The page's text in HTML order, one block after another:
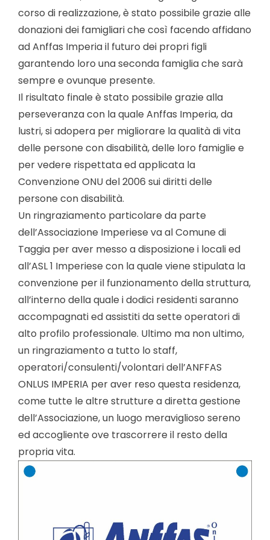
corso di realizzazione, è stato possibile grazie alle
donazioni dei famigliari che così facendo affidano
ad Anffas Imperia il futuro dei propri figli
garantendo loro una seconda famiglia che sarà
sempre e ovunque presente.
Il risultato finale è stato possibile grazie alla
perseveranza con la quale Anffas Imperia, da
lustri, si adopera per migliorare la qualità di vita
delle persone con disabilità, delle loro famiglie e
per vedere rispettata ed applicata la
Convenzione ONU del 2006 sui diritti delle
persone con disabilità.
Un ringraziamento particolare da parte
dell’Associazione Imperiese va al Comune di
Taggia per aver messo a disposizione i locali ed
all’ASL 1 Imperiese con la quale viene stipulata la
convenzione per il funzionamento della struttura,
all’interno della quale i dodici residenti saranno
accompagnati ed assistiti da sette operatori di
alto profilo professionale. Ultimo ma non ultimo,
un ringraziamento a tutto lo staff,
operatori/consulenti/volontari dell’ANFFAS
ONLUS IMPERIA per aver reso questa residenza,
come tutte le altre strutture a diretta gestione
dell’Associazione, un luogo meraviglioso sereno
ed accogliente ove trascorrere il resto della
propria vita.